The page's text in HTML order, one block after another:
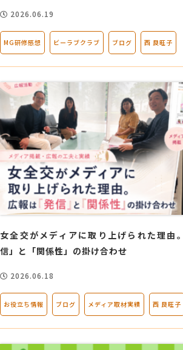
2026.06.19
MG研修感想 ビーラブクラブ ブログ 西 良旺子
女全交がメディアに取り上げられた理由
信」と「関係性」の掛け合わせ
2026.06.18
お役立ち情報 ブログ メディア取材実績 西 良旺子